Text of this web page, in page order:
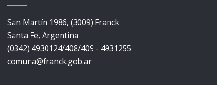
San Martín 1986, (3009) Franck
Santa Fe, Argentina
(0342) 4930124/408/409 - 4931255
comuna@franck.gob.ar